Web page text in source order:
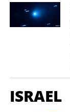
ISRAEL